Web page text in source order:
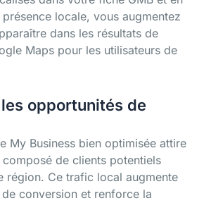
locale, vous augmentez
dans les résultats de
Maps pour les utilisateurs de
opportunités de
My Business bien optimisée attire
de clients potentiels
région. Ce trafic local augmente
conversion et renforce la